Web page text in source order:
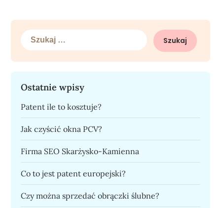
Szukaj:
Ostatnie wpisy
Patent ile to kosztuje?
Jak czyścić okna PCV?
Firma SEO Skarżysko-Kamienna
Co to jest patent europejski?
Czy można sprzedać obrączki ślubne?